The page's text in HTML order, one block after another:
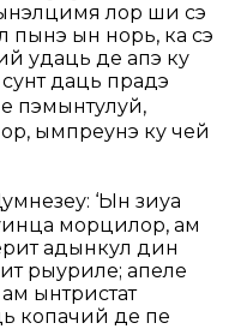
лор ши сэ
ын норь, ка сэ
удаць де апэ ку
сунт даць прадэ
пэмынтулуй,
ымпреунэ ку чей
‘Ын зиуа
морцилор, ам
адынкул дин
рыуриле; апеле
ынтристат
копачий де пе